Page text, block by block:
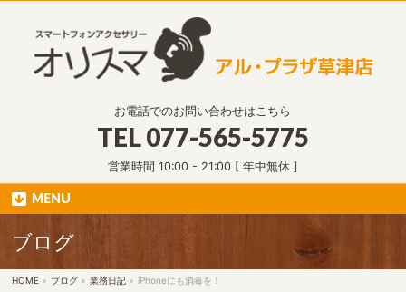
お電話でのお問い合わせはこちら
TEL077-565-5775
営業時間 10:00 - 21:00 [ 年中無休 ]
MENU
ブログ
HOME » ブログ » 業務日記 » iPhoneにも消毒を！